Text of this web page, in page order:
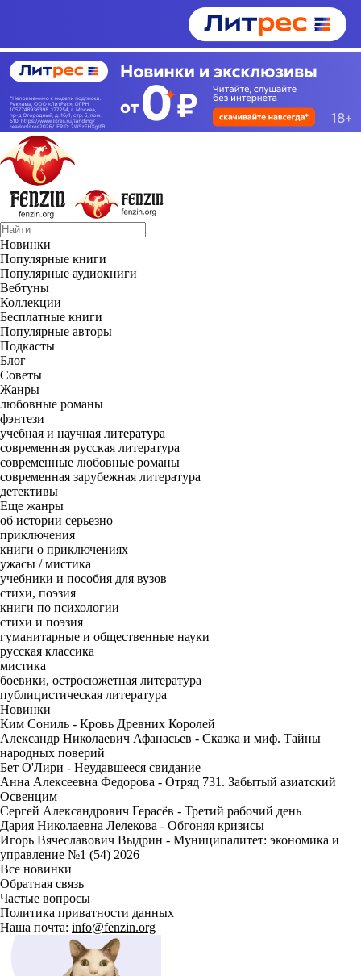
Новинки
Популярные книги
Популярные аудиокниги
Вебтуны
Коллекции
Бесплатные книги
Популярные авторы
Подкасты
Блог
Советы
Жанры
любовные романы
фэнтези
учебная и научная литература
современная русская литература
современные любовные романы
современная зарубежная литература
детективы
Еще жанры
об истории серьезно
приключения
книги о приключениях
ужасы / мистика
учебники и пособия для вузов
cтихи, поэзия
книги по психологии
стихи и поэзия
гуманитарные и общественные науки
русская классика
мистика
боевики, остросюжетная литература
публицистическая литература
Новинки
Ким Сониль - Кровь Древних Королей
Александр Николаевич Афанасьев - Сказка и миф. Тайны
народных поверий
Бет О'Лири - Неудавшееся свидание
Анна Алексеевна Федорова - Отряд 731. Забытый азиатский
Освенцим
Сергей Александрович Герасёв - Третий рабочий день
Дария Николаевна Лелекова - Обгоняя кризисы
Игорь Вячеславович Выдрин - Муниципалитет: экономика и
управление №1 (54) 2026
Все новинки
Обратная связь
Частые вопросы
Политика приватности данных
Наша почта: info@fenzin.org